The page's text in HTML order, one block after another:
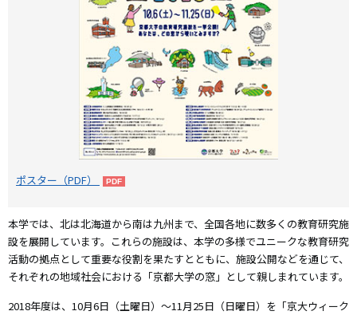
ポスター（PDF）
本学では、北は北海道から南は九州まで、全国各地に数多くの教育研究施
設を展開しています。これらの施設は、本学の多様でユニークな教育研究
活動の拠点として重要な役割を果たすとともに、施設公開などを通じて、
それぞれの地域社会における「京都大学の窓」として親しまれています。
2018年度は、10月6日（土曜日）～11月25日（日曜日）を「京大ウィーク